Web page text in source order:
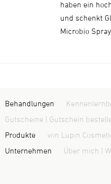
haben ein
und schenkt
Microbio
Behandlungen
Gutscheine | Gutschein
Produkte
von Lupin
Unternehmen
Über mich |